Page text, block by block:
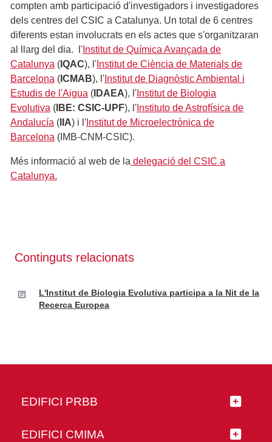
compten amb participació d'investigadors i investigadores
dels centres del CSIC a Catalunya. Un total de 6 centres
diferents estan involucrats en els actes que s'organitzaran
al llarg del dia. l' Institut de Química Avançada de
Catalunya ( IQAC), l' Institut de Ciència de Materials de
Barcelona ( ICMAB), l' Institut de Diagnòstic Ambiental i
Estudis de l'Aigua ( IDAEA), l' Institut de Biologia
Evolutiva ( IBE: CSIC-UPF), l' Instituto de Astrofísica de
Andalucía ( IIA) i l' Institut de Microelectrònica de
Barcelona (IMB-CNM-CSIC).
Més informació al web de la delegació del CSIC a
Catalunya.
Continguts relacionats
L'Institut de Biologia Evolutiva participa a la Nit de la
Recerca Europea
EDIFICI PRBB
EDIFICI CMIMA